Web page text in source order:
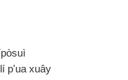
p'ua xuây